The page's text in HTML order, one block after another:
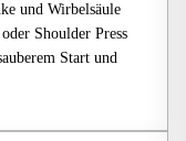
und Wirbelsäule
Shoulder Press
Start und